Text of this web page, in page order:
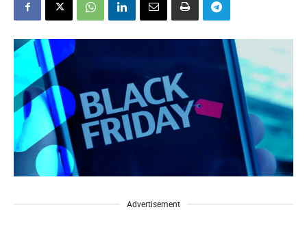
Advertisement